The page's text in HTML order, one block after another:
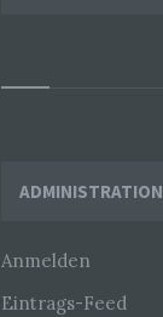
Widgets
ADMINISTRATION
Anmelden
Eintrags-Feed